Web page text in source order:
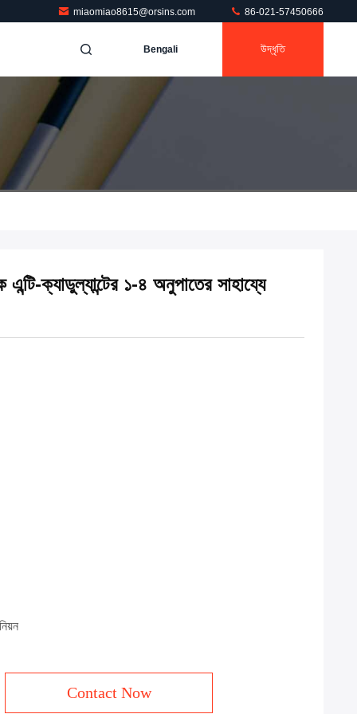
miaomiao8615@orsins.com 86-021-57450666
Bengali উদ্ধৃতি
এন্টি-ক্যাডুল্যান্টের ১-৪ অনুপাতের সাহায্যে
Contact Now